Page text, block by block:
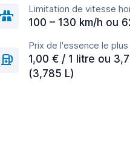
Limitation de vitesse
100 – 130 km/h ou
Prix de l'essence le
1,00 € / 1 litre ou
(3,785 L)